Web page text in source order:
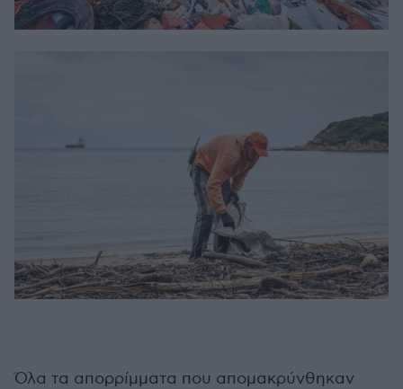
Όλα τα απορρίμματα που απομακρύνθηκαν